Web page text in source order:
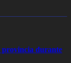
provincia durante